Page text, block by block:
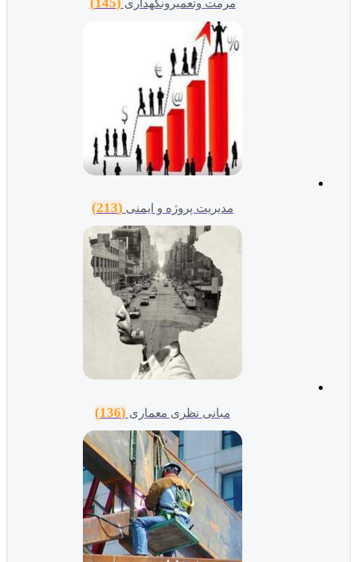
مرمت وتعمیرونگهداری
مدیریت پروژه و ایمنی (213)
مبانی نظری معماری (136)